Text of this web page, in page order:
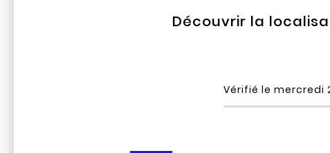
Découvrir la
Vérifié le mercredi